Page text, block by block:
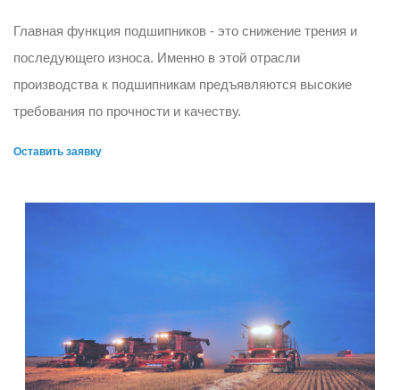
Главная функция подшипников - это снижение трения и
последующего износа. Именно в этой отрасли
производства к подшипникам предъявляются высокие
требования по прочности и качеству.
Оставить заявку